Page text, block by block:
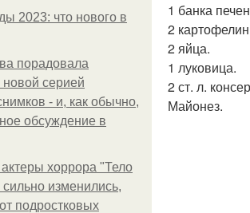
2023: что нового в
порадовала
новой серией
- и, как обычно,
обсуждение в
хоррора "Тело
изменились,
подростковых
1 банка
2
2 яйца.
1 луковица.
2 ст. л.
Майонез.